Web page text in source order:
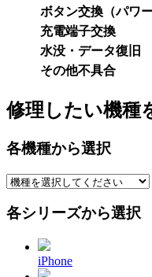
ボタン交換（パワ
充電端子交換
水没・データ復旧
その他不具合
修理したい機種
各機種から選択
各シリーズから選択
iPhone